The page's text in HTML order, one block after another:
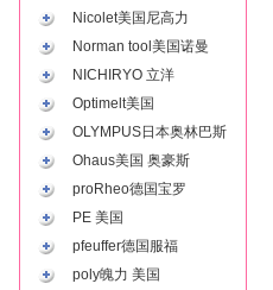
Nicolet美国尼高力
Norman tool美国诺曼
NICHIRYO 立洋
Optimelt美国
OLYMPUS日本奥林巴斯
Ohaus美国 奥豪斯
proRheo德国宝罗
PE 美国
pfeuffer德国服福
poly魄力 美国